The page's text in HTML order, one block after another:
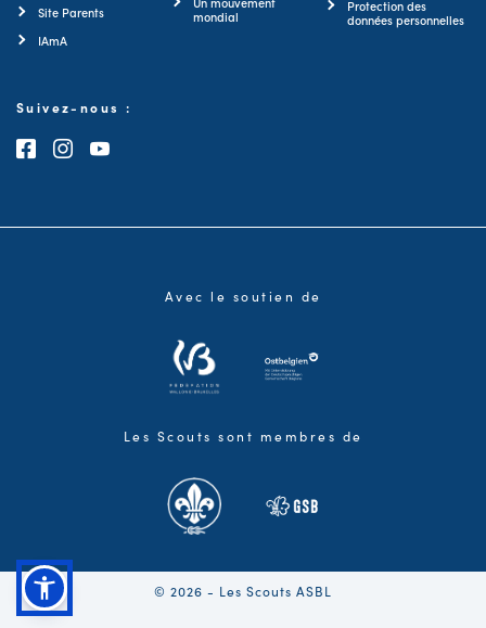
Site Parents
IAmA
mondial
Protection des
données personnelles
Suivez-nous :
Consultez notre page Facebook
Consultez notre page Instagram
Consultez notre chaîne Youtube
Avec le soutien de
Les Scouts sont membres de
© 2026 - Les Scouts ASBL